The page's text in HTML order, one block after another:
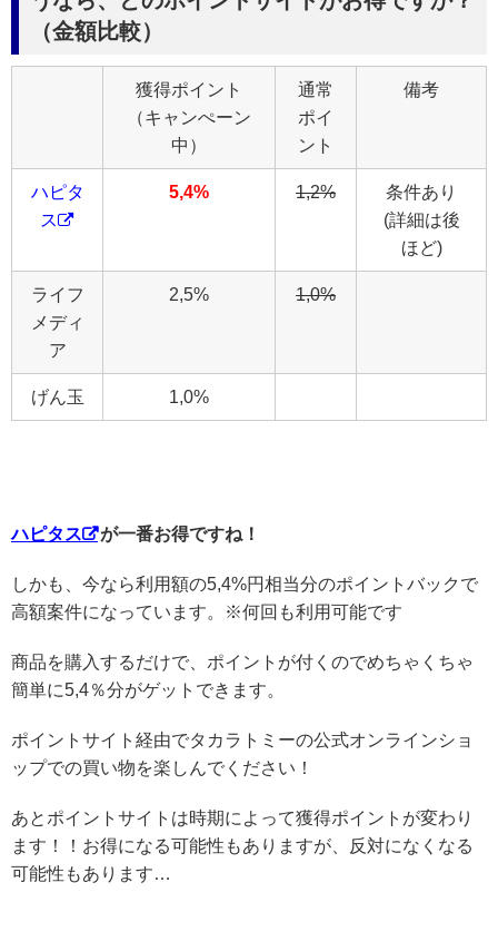
（金額比較）
獲得ポイント
（キャンぺーン
中）
通常
ポイ
ント
備考
ハピタ
ス
5,4% 1,2%
条件あり
(詳細は後
ほど)
ライフ
メディ
ア
2,5% 1,0%
げん玉 1,0%
ハピタス が一番お得ですね！
しかも、今なら利用額の5,4%円相当分のポイントバックで
高額案件になっています。※何回も利用可能です
商品を購入するだけで、ポイントが付くのでめちゃくちゃ
簡単に5,4％分がゲットできます。
ポイントサイト経由でタカラトミーの公式オンラインショ
ップでの買い物を楽しんでください！
あとポイントサイトは時期によって獲得ポイントが変わり
ます！！お得になる可能性もありますが、反対になくなる
可能性もあります…